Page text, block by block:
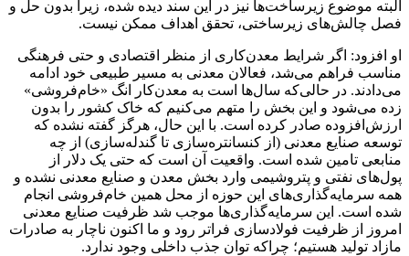
البته موضوع زیرساخت‌ها نیز در این سند دیده شده، زیرا بدون حل و
فصل چالش‌های زیرساختی، تحقق اهداف ممکن نیست.
او افزود: اگر شرایط معدن‌کاری از منظر اقتصادی و حتی فرهنگی
مناسب فراهم می‌شد، فعالان معدنی به مسیر طبیعی خود ادامه
می‌دادند. در حالی‌که سال‌ها است به معدن‌کار انگ «خام‌فروشی»
زده می‌شود و این بخش را متهم می‌کنیم که خاک کشور را بدون
ارزش‌افزوده صادر کرده است. با این حال، هرگز گفته نشده که
توسعه صنایع معدنی (از کنسانتره‌سازی تا گندله‌سازی) از چه
منابعی تامین شده است. واقعیت آن است که حتی یک دلار از
پول‌های نفتی و پتروشیمی وارد بخش معدن و صنایع معدنی نشده و
همه سرمایه‌گذاری‌های این حوزه از محل همین خام‌فروشی انجام
شده است. این سرمایه‌گذاری‌ها موجب شد ظرفیت صنایع معدنی
امروز از ظرفیت فولادسازی فراتر رود و ما اکنون ناچار به صادرات
مازاد تولید هستیم؛ چراکه توان جذب داخلی وجود ندارد.